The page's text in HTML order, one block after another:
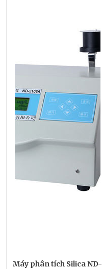
Máy phân tích Silica ND-